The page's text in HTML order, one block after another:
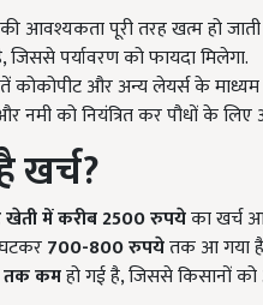
आवश्यकता पूरी तरह खत्म हो
जिससे पर्यावरण को फायदा मिलेगा.
कोकोपीट और अन्य लेयर्स के माध्यम
नमी को नियंत्रित कर पौधों के
खर्च?
खेती में करीब 2500रुपयेका खर्च
700-800रुपयेतक आ गया
तक कमहो गई है, जिससे किसानों को